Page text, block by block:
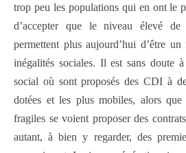
trop peu les populations qui en ont le
d’accepter que le niveau élevé de
permettent plus aujourd’hui d’être
inégalités sociales. Il est sans doute
social où sont proposés des CDI à
dotées et les plus mobiles, alors
fragiles se voient proposer des
autant, à bien y regarder, des